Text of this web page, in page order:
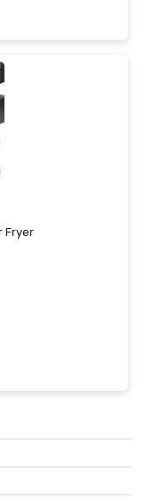
Fryer